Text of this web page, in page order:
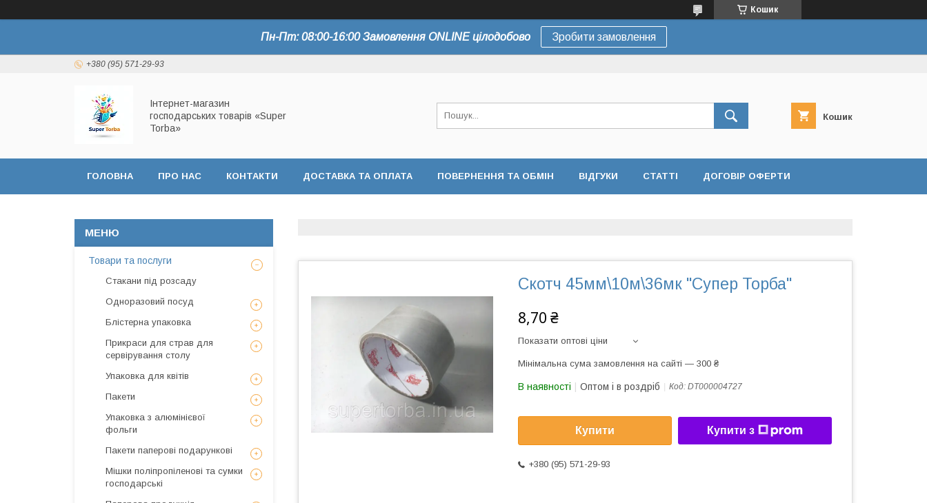
Кошик
Пн-Пт: 08:00-16:00 Замовлення ONLINE цілодобово Зробити замовлення
+380 (95) 571-29-93
Інтернет-магазин
господарських товарів «Super
Torba»
Кошик
ГОЛОВНА ПРО НАС КОНТАКТИ ДОСТАВКА ТА ОПЛАТА ПОВЕРНЕННЯ ТА ОБМІН ВІДГУКИ СТАТТІ ДОГОВІР ОФЕРТИ
Скотч 45мм\10м\36мк "Супер Торба"
8,70 ₴
Показати оптові ціни
Мінімальна сума замовлення на сайті — 300 ₴
В наявності Оптом і в роздріб Код: DT000004727
Купити Купити з
+380 (95) 571-29-93
Товари та послуги
Стакани під розсаду
Одноразовий посуд
Блістерна упаковка
Прикраси для страв для
сервірування столу
Упаковка для квітів
Пакети
Упаковка з алюмінієвої
фольги
Пакети паперові подарункові
Мішки поліпропіленові та сумки
господарські